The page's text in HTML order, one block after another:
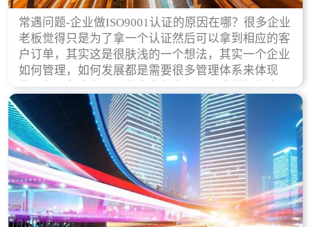
常遇问题-企业做ISO9001认证的原因在哪？很多企业
老板觉得只是为了拿一个认证然后可以拿到相应的客
户订单，其实这是很肤浅的一个想法，其实一个企业
如何管理，如何发展都是需要很多管理体系来体现
的，每天都会有不同的企业创立，但是我们如何去证
实一个企业的合法，有质量保证了？这就是ISO9001
认证体现价值的时候，那么键锋小编就来细说下企业
做ISO9001认证的根本原因。